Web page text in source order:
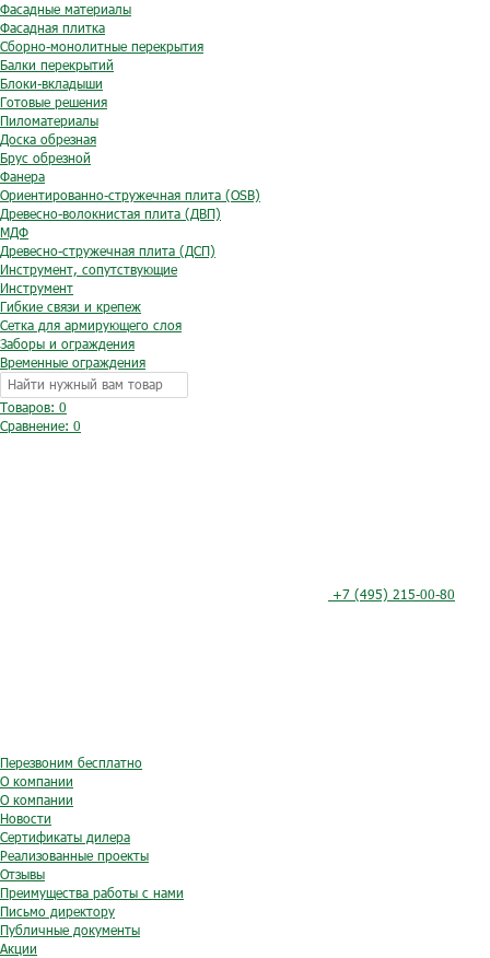
Фасадные материалы
Фасадная плитка
Сборно-монолитные перекрытия
Балки перекрытий
Блоки-вкладыши
Готовые решения
Пиломатериалы
Доска обрезная
Брус обрезной
Фанера
Ориентированно-стружечная плита (OSB)
Древесно-волокнистая плита (ДВП)
МДФ
Древесно-стружечная плита (ДСП)
Инструмент, сопутствующие
Инструмент
Гибкие связи и крепеж
Сетка для армирующего слоя
Заборы и ограждения
Временные ограждения
Товаров: 0
Сравнение: 0
+7 (495) 215-00-80
Перезвоним бесплатно
О компании
О компании
Новости
Сертификаты дилера
Реализованные проекты
Отзывы
Преимущества работы с нами
Письмо директору
Публичные документы
Акции